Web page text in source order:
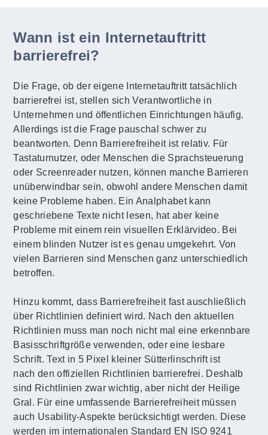
Wann ist ein Internetauftritt
barrierefrei?
Die Frage, ob der eigene Internetauftritt tatsächlich
barrierefrei ist, stellen sich Verantwortliche in
Unternehmen und öffentlichen Einrichtungen häufig.
Allerdings ist die Frage pauschal schwer zu
beantworten. Denn Barrierefreiheit ist relativ. Für
Tastaturnutzer, oder Menschen die Sprachsteuerung
oder Screenreader nutzen, können manche Barrieren
unüberwindbar sein, obwohl andere Menschen damit
keine Probleme haben. Ein Analphabet kann
geschriebene Texte nicht lesen, hat aber keine
Probleme mit einem rein visuellen Erklärvideo. Bei
einem blinden Nutzer ist es genau umgekehrt. Von
vielen Barrieren sind Menschen ganz unterschiedlich
betroffen.
Hinzu kommt, dass Barrierefreiheit fast auschließlich
über Richtlinien definiert wird. Nach den aktuellen
Richtlinien muss man noch nicht mal eine erkennbare
Basisschriftgröße verwenden, oder eine lesbare
Schrift. Text in 5 Pixel kleiner Sütterlinschrift ist
nach den offiziellen Richtlinien barrierefrei. Deshalb
sind Richtlinien zwar wichtig, aber nicht der Heilige
Gral. Für eine umfassende Barrierefreiheit müssen
auch Usability-Aspekte berücksichtigt werden. Diese
werden im internationalen Standard EN ISO 9241